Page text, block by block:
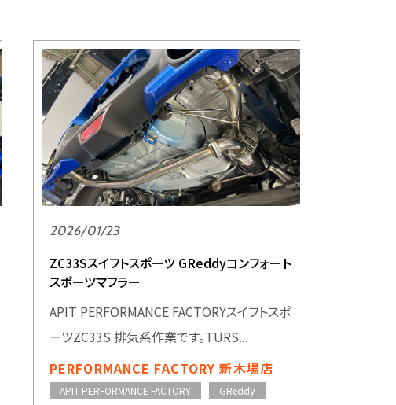
2026/01/23
ZC33Sスイフトスポーツ GReddyコンフォート
スポーツマフラー
APIT PERFORMANCE FACTORYスイフトスポ
ーツZC33S 排気系作業です。TURS...
PERFORMANCE FACTORY 新木場店
APIT PERFORMANCE FACTORY
GReddy